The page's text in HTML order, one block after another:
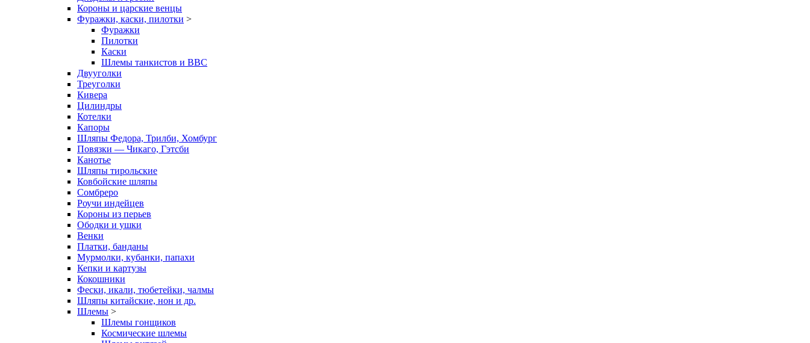
Короны и царские венцы
Фуражки, каски, пилотки >
Фуражки
Пилотки
Каски
Шлемы танкистов и ВВС
Двууголки
Треуголки
Кивера
Цилиндры
Котелки
Капоры
Шляпы Федора, Трилби, Хомбург
Повязки — Чикаго, Гэтсби
Канотье
Шляпы тирольские
Ковбойские шляпы
Сомбреро
Роучи индейцев
Короны из перьев
Ободки и ушки
Венки
Платки, банданы
Мурмолки, кубанки, папахи
Кепки и картузы
Кокошники
Фески, икали, тюбетейки, чалмы
Шляпы китайские, нон и др.
Шлемы >
Шлемы гонщиков
Космические шлемы